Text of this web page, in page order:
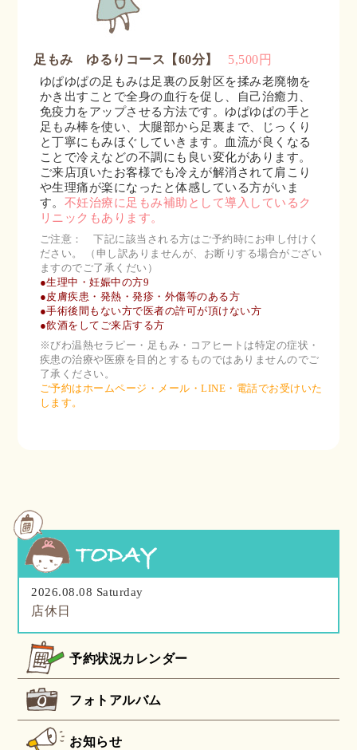
足もみ ゆるりコース【60分】 5,500円
ゆぱゆぱの足もみは足裏の反射区を揉み老廃物を
かき出すことで全身の血行を促し、自己治癒力、
免疫力をアップさせる方法です。ゆぱゆぱの手と
足もみ棒を使い、大腿部から足裏まで、じっくり
と丁寧にもみほぐしていきます。血流が良くなる
ことで冷えなどの不調にも良い変化があります。
ご来店頂いたお客様でも冷えが解消されて肩こり
や生理痛が楽になったと体感している方がいま
す。 不妊治療に足もみ補助として導入しているク
リニックもあります。
ご注意： 下記に該当される方はご予約時にお申し付けく
ださい。 （申し訳ありませんが、お断りする場合がござい
ますのでご了承くだい）
●生理中・妊娠中の方9
●皮膚疾患・発熱・発疹・外傷等のある方
●手術後間もない方で医者の許可が頂けない方
●飲酒をしてご来店する方
※びわ温熱セラピー・足もみ・コアヒートは特定の症状・
疾患の治療や医療を目的とするものではありませんのでご
了承ください。
ご予約はホームページ・メール・LINE・電話でお受けいた
します。
2026.08.08 Saturday
店休日
予約状況カレンダー
フォトアルバム
お知らせ